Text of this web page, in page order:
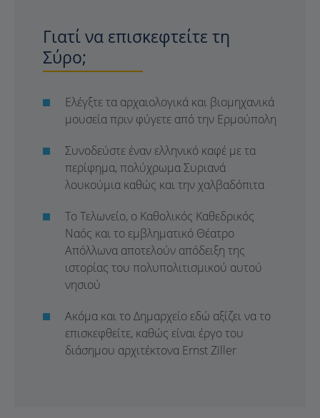
Γιατί να επισκεφτείτε τη
Σύρο;
Ελέγξτε τα αρχαιολογικά και βιομηχανικά
μουσεία πριν φύγετε από την Ερμούπολη
Συνοδεύστε έναν ελληνικό καφέ με τα
περίφημα, πολύχρωμα Συριανά
λουκούμια καθώς και την χαλβαδόπιτα
Το Τελωνείο, ο Καθολικός Καθεδρικός
Ναός και το εμβληματικό Θέατρο
Απόλλωνα αποτελούν απόδειξη της
ιστορίας του πολυπολιτισμικού αυτού
νησιού
Ακόμα και το Δημαρχείο εδώ αξίζει να το
επισκεφθείτε, καθώς είναι έργο του
διάσημου αρχιτέκτονα Ernst Ziller